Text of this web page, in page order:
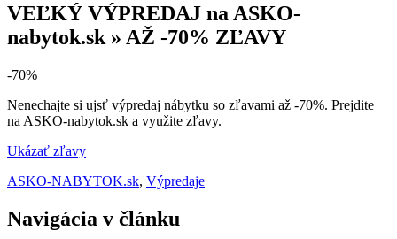
VEĽKÝ VÝPREDAJ na ASKO-
nabytok.sk » AŽ -70% ZĽAVY
-70%
Nenechajte si ujsť výpredaj nábytku so zľavami až -70%. Prejdite
na ASKO-nabytok.sk a využite zľavy.
Ukázať zľavy
ASKO-NABYTOK.sk, Výpredaje
Navigácia v článku